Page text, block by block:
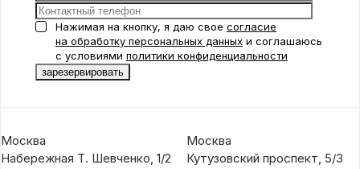
Нажимая на кнопку, я даю свое согласие
на обработку персональных данных и соглашаюсь
с условиями политики конфиденциальности
Москва
Набережная Т. Шевченко, 1/2
Москва
Кутузовский проспект, 5/3